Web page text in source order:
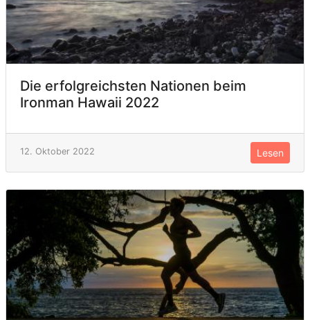
Die erfolgreichsten Nationen beim
Ironman Hawaii 2022
12. Oktober 2022 Lesen